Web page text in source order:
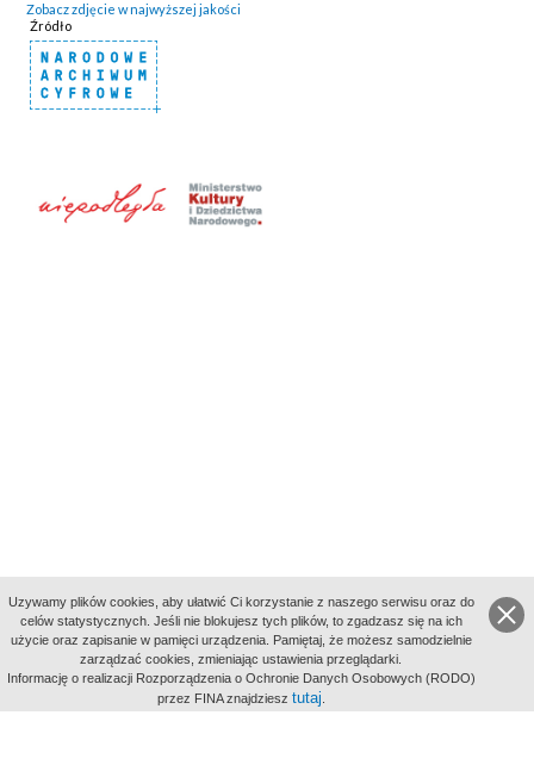
Zobacz zdjęcie w najwyższej jakości
Źródło
aktywności
Uzywamy plików cookies, aby ułatwić Ci korzystanie z naszego serwisu oraz do
celów statystycznych. Jeśli nie blokujesz tych plików, to zgadzasz się na ich
użycie oraz zapisanie w pamięci urządzenia. Pamiętaj, że możesz samodzielnie
zarządzać cookies, zmieniając ustawienia przeglądarki.
Informację o realizacji Rozporządzenia o Ochronie Danych Osobowych (RODO)
przez FINA znajdziesz tutaj